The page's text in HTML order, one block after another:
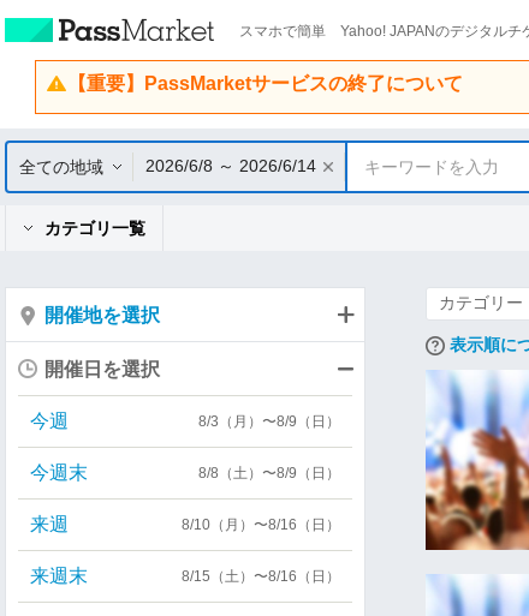
スマホで簡単 Yahoo! JAPANのデジタルチ
【重要】PassMarketサービスの終了について
全ての地域 2026/6/8 ～ 2026/6/14 キーワードを入力
カテゴリ一覧
カテゴリー
表示順に
開催地を選択
開催日を選択
今週 8/3（月）〜8/9（日）
今週末 8/8（土）〜8/9（日）
来週 8/10（月）〜8/16（日）
来週末 8/15（土）〜8/16（日）